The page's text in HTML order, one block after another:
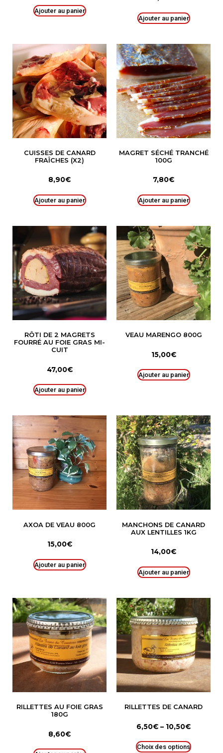
Ajouter au panier
Ajouter au panier
CUISSES DE CANARD
FRAÎCHES (X2)
8,90€
Ajouter au panier
MAGRET SÉCHÉ TRANCHÉ
100G
7,80€
Ajouter au panier
RÔTI DE 2 MAGRETS
FOURRÉ AU FOIE GRAS MI-
CUIT
47,00€
Ajouter au panier
VEAU MARENGO 800G
15,00€
Ajouter au panier
AXOA DE VEAU 800G
15,00€
Ajouter au panier
MANCHONS DE CANARD
AUX LENTILLES 1KG
14,00€
Ajouter au panier
RILLETTES AU FOIE GRAS
180G
8,60€
RILLETTES DE CANARD
6,50€ – 10,50€
Choix des options